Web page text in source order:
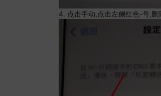
4. 点击手动,点击左侧红色-号,